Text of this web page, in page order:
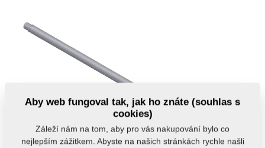
Moje
stažení
Aby web fungoval tak, jak ho znáte (souhlas s
cookies)
Záleží nám na tom, aby pro vás nakupování bylo co
nejlepším zážitkem. Abyste na našich stránkách rychle našli